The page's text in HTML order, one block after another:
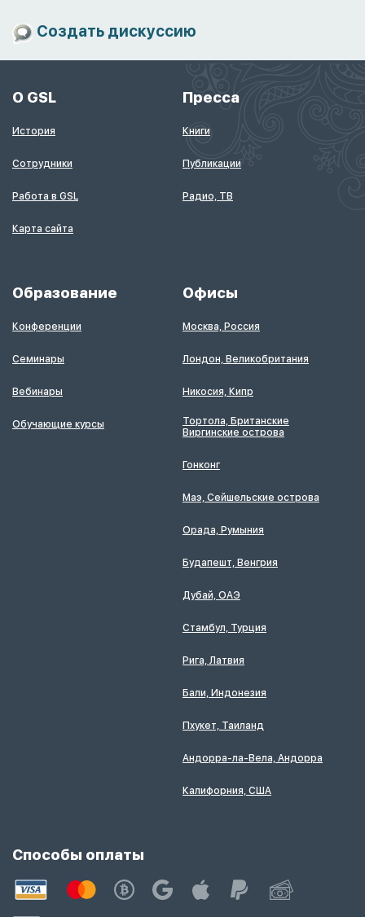
Создать дискуссию
О GSL
История
Сотрудники
Работа в GSL
Карта сайта
Пресса
Книги
Публикации
Радио, ТВ
Образование
Конференции
Семинары
Вебинары
Обучающие курсы
Офисы
Москва, Россия
Лондон, Великобритания
Никосия, Кипр
Тортола, Британские
Виргинские острова
Гонконг
Маэ, Сейшельские острова
Орада, Румыния
Будапешт, Венгрия
Дубай, ОАЭ
Стамбул, Турция
Рига, Латвия
Бали, Индонезия
Пхукет, Таиланд
Андорра-ла-Вела, Андорра
Калифорния, США
Способы оплаты